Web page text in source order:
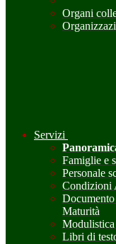
Organi
Servizi
Famiglie e
Personale
Condizioni
Maturità
Libri di